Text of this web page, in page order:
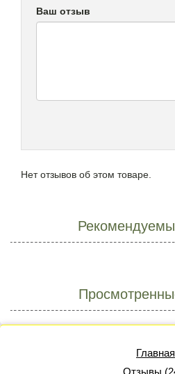
Ваш отзыв
Нет отзывов об этом товаре.
Главная
Отзывы